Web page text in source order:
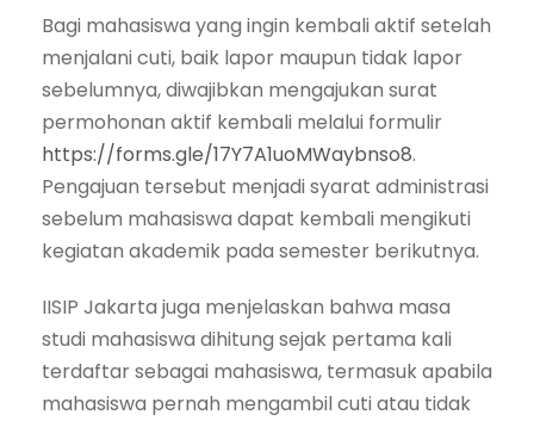
Bagi mahasiswa yang ingin kembali aktif setelah
menjalani cuti, baik lapor maupun tidak lapor
sebelumnya, diwajibkan mengajukan surat
permohonan aktif kembali melalui formulir
https://forms.gle/17Y7A1uoMWaybnso8.
Pengajuan tersebut menjadi syarat administrasi
sebelum mahasiswa dapat kembali mengikuti
kegiatan akademik pada semester berikutnya.
IISIP Jakarta juga menjelaskan bahwa masa
studi mahasiswa dihitung sejak pertama kali
terdaftar sebagai mahasiswa, termasuk apabila
mahasiswa pernah mengambil cuti atau tidak